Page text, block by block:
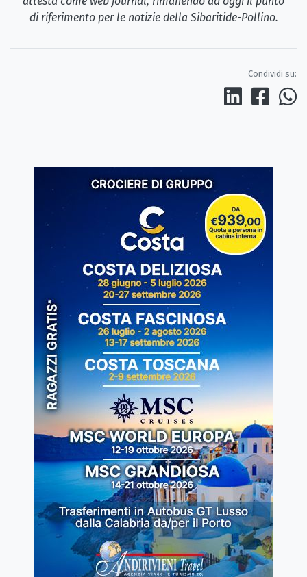
di riferimento per le notizie della Sibaritide-Pollino.
Condividi su: